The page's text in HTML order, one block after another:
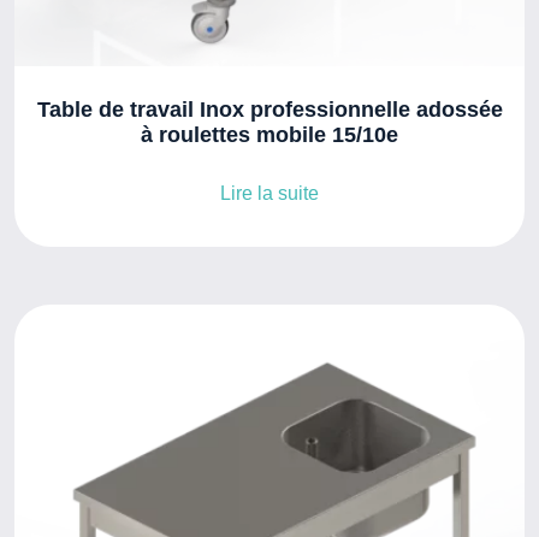
Table de travail Inox professionnelle adossée
à roulettes mobile 15/10e
Lire la suite